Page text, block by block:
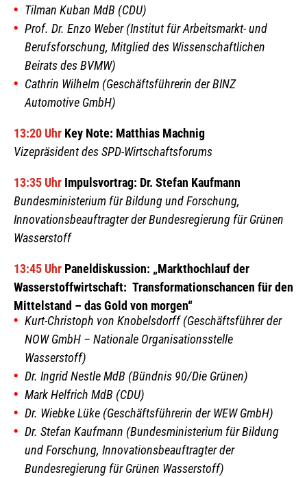
Tilman Kuban MdB (CDU)
Prof. Dr. Enzo Weber (Institut für Arbeitsmarkt- und
Berufsforschung, Mitglied des Wissenschaftlichen
Beirats des BVMW)
Cathrin Wilhelm (Geschäftsführerin der BINZ
Automotive GmbH)
13:20 Uhr Key Note: Matthias Machnig
Vizepräsident des SPD-Wirtschaftsforums
13:35 Uhr Impulsvortrag: Dr. Stefan Kaufmann
Bundesministerium für Bildung und Forschung,
Innovationsbeauftragter der Bundesregierung für Grünen
Wasserstoff
13:45 Uhr Paneldiskussion: „Markthochlauf der
Wasserstoffwirtschaft: Transformationschancen für den
Mittelstand – das Gold von morgen“
Kurt-Christoph von Knobelsdorff (Geschäftsführer der
NOW GmbH – Nationale Organisationsstelle
Wasserstoff)
Dr. Ingrid Nestle MdB (Bündnis 90/Die Grünen)
Mark Helfrich MdB (CDU)
Dr. Wiebke Lüke (Geschäftsführerin der WEW GmbH)
Dr. Stefan Kaufmann (Bundesministerium für Bildung
und Forschung, Innovationsbeauftragter der
Bundesregierung für Grünen Wasserstoff)